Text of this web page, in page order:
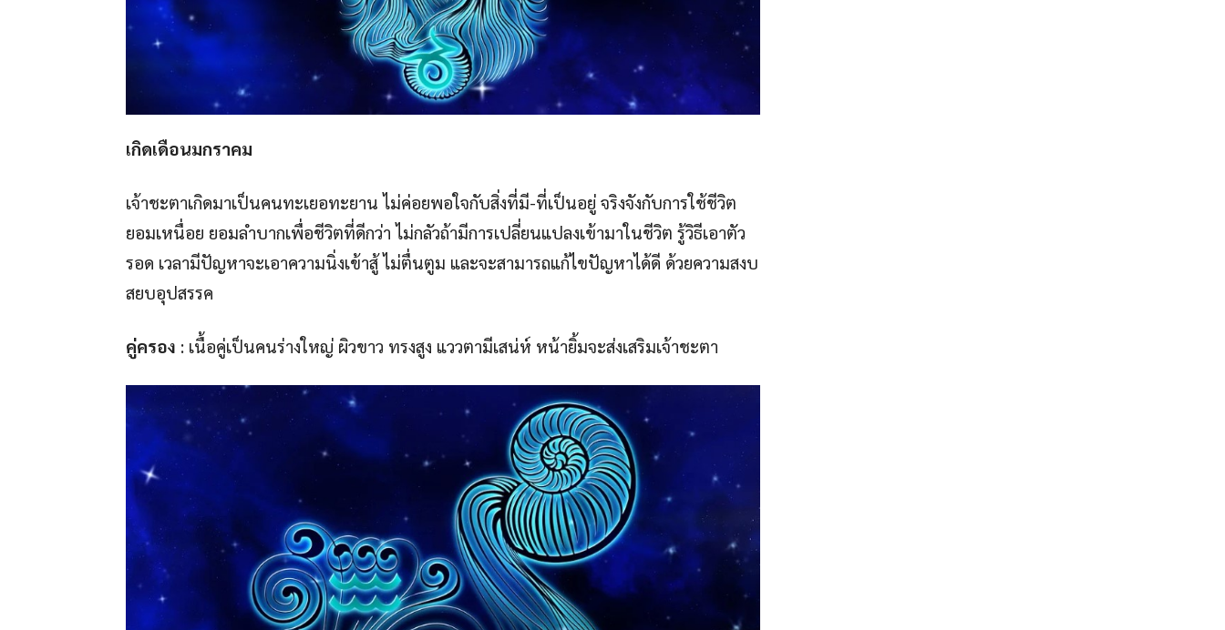
เกิดเดือนมกราคม
เจ้าชะตาเกิดมาเป็นคนทะเยอทะยาน ไม่ค่อยพอใจกับสิ่งที่มี-ที่เป็นอยู่ จริงจังกับการใช้ชีวิต
ยอมเหนื่อย ยอมลำบากเพื่อชีวิตที่ดีกว่า ไม่กลัวถ้ามีการเปลี่ยนแปลงเข้ามาในชีวิต รู้วิธีเอาตัว
รอด เวลามีปัญหาจะเอาความนิ่งเข้าสู้ ไม่ตื่นตูม และจะสามารถแก้ไขปัญหาได้ดี ด้วยความสงบ
สยบอุปสรรค
คู่ครอง : เนื้อคู่เป็นคนร่างใหญ่ ผิวขาว ทรงสูง แววตามีเสน่ห์ หน้ายิ้มจะส่งเสริมเจ้าชะตา